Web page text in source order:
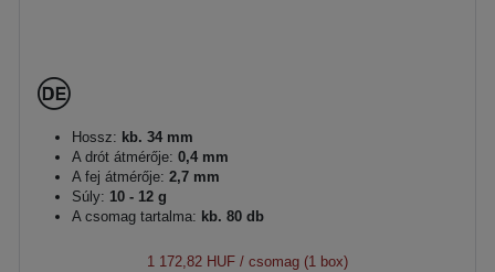
Hossz: kb. 34 mm
A drót átmérője: 0,4 mm
A fej átmérője: 2,7 mm
Súly: 10 - 12 g
A csomag tartalma: kb. 80 db
1 172,82 HUF / csomag (1 box)